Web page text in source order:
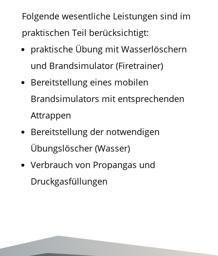
Folgende wesentliche Leistungen sind im
praktischen Teil berücksichtigt:
praktische Übung mit Wasserlöschern
und Brandsimulator (Firetrainer)
Bereitstellung eines mobilen
Brandsimulators mit entsprechenden
Attrappen
Bereitstellung der notwendigen
Übungslöscher (Wasser)
Verbrauch von Propangas und
Druckgasfüllungen